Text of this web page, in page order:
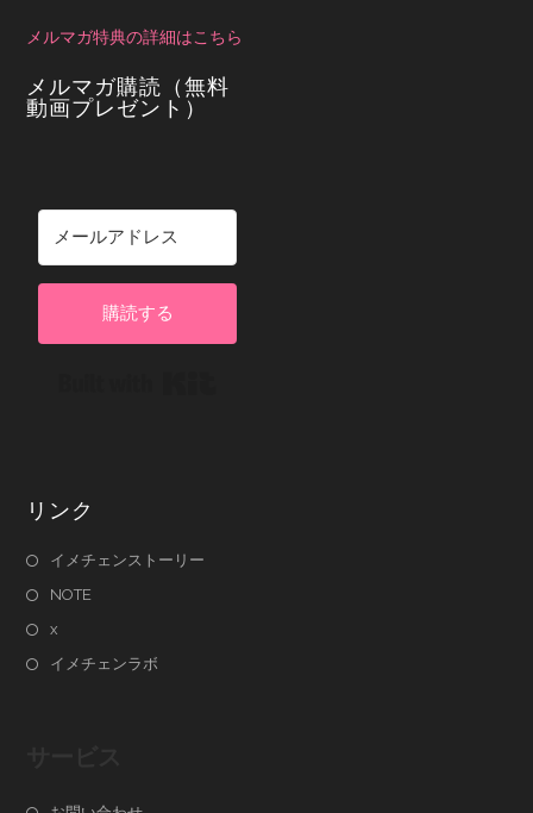
メルマガ特典の詳細はこちら
メルマガ購読（無料
動画プレゼント）
購読する
リンク
イメチェンストーリー
NOTE
x
イメチェンラボ